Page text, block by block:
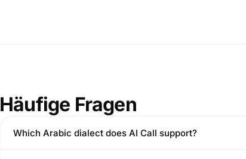
Häufige Fragen
Which Arabic dialect does AI Call support?